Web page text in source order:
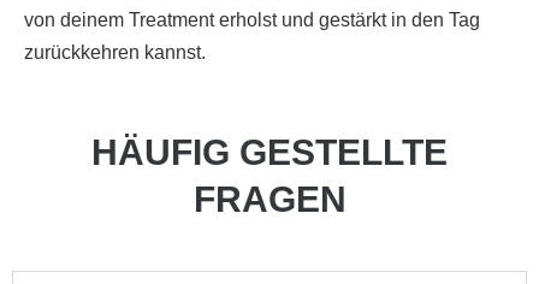
von deinem Treatment erholst und gestärkt in den Tag
zurückkehren kannst.
HÄUFIG GESTELLTE
FRAGEN